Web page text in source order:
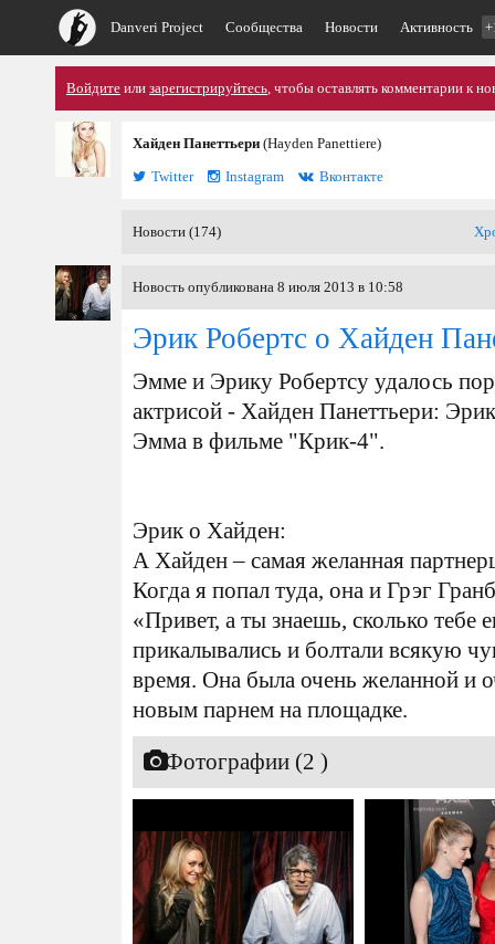
Danveri Project Сообщества Новости Активность
Войдите или зарегистрируйтесь, чтобы оставлять комментарии к
Хайден Панеттьери (Hayden Panettiere)
Twitter
Instagram Вконтакте
Новости (174)
Новость опубликована 8 июля 2013 в 10:58
Эрик Робертс о Хайден
Эмме и Эрику Робертсу удалось
актрисой - Хайден Панеттьери:
Эмма в фильме "Крик-4".
Эрик о Хайден:
А Хайден – самая желанная
Когда я попал туда, она и Грэг
«Привет, а ты знаешь, сколько
прикалывались и болтали всякую
время. Она была очень желанной и
новым парнем на площадке.
Фотографии (2 )